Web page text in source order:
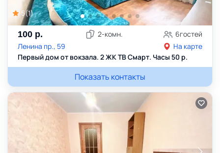
5(1)
100 р. 2-комн. 6гостей
Ленина пр., 59
На карте
Первый дом от вокзала. 2 ЖК ТВ Смарт. Часы 50 р.
Показать контакты